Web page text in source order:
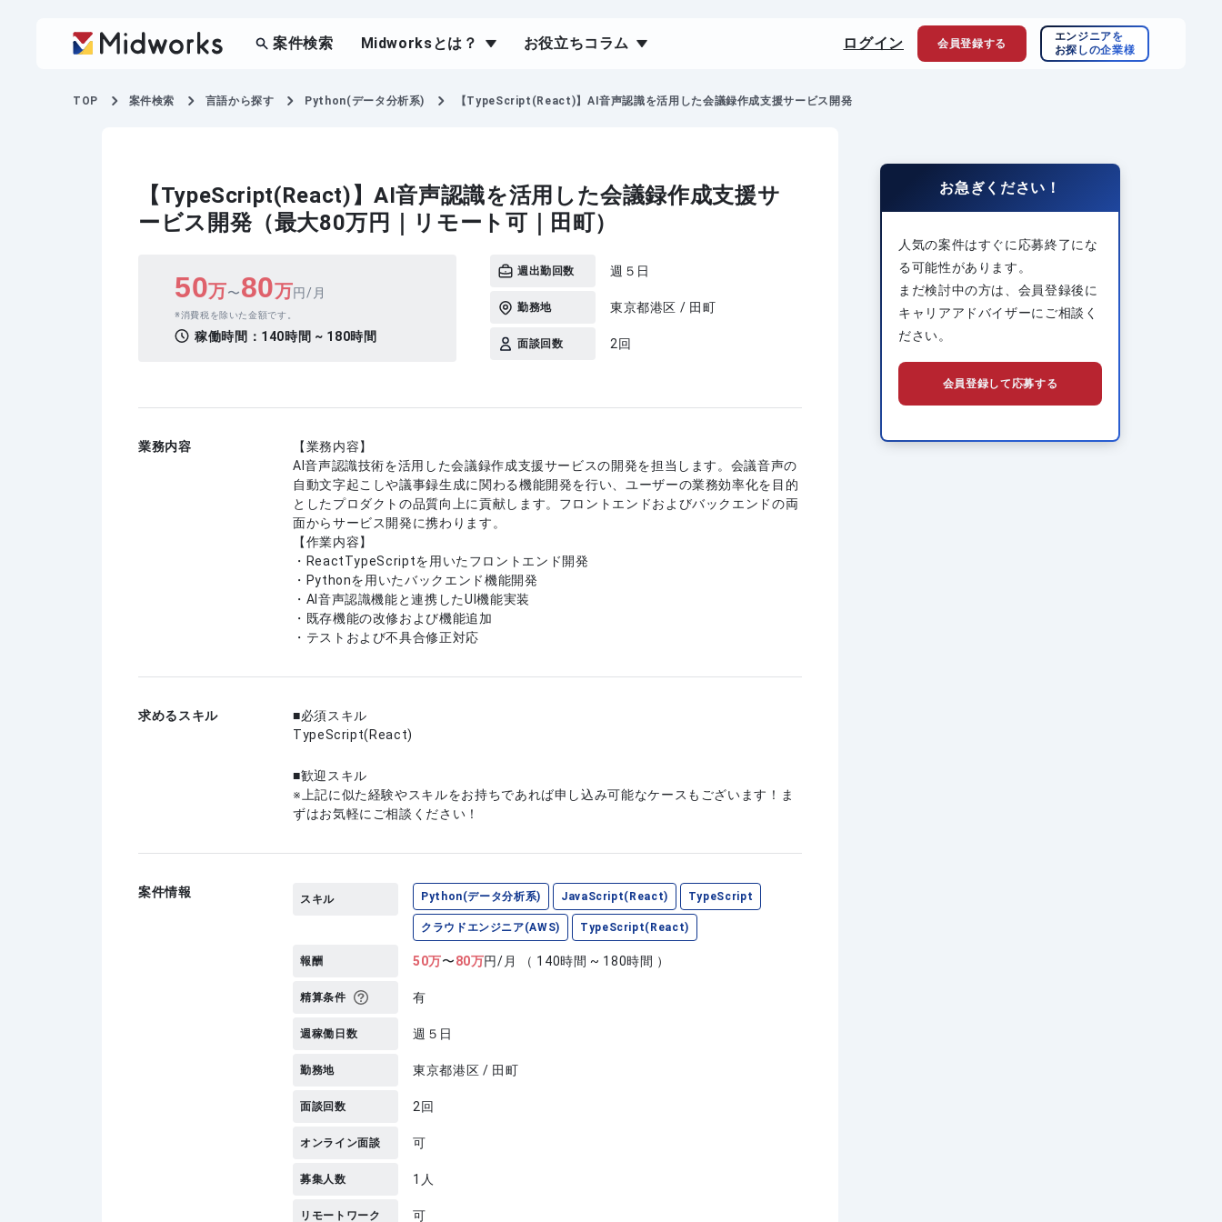
案件検索 Midworksとは？ お役立ちコラム ログイン 会員登録する
エンジニアを
お探しの企業様
TOP 案件検索 言語から探す Python(データ分析系) 【TypeScript(React)】AI音声認識を活用した会議録作成支援サービス開発
【TypeScript(React)】AI音声認識を活用した会議録作成支援サ
ービス開発（最大80万円｜リモート可｜田町）
50万〜80万円/月
消費税を除いた金額です。
稼働時間： 140時間 ~ 180時間
週出勤回数 週５日
勤務地 東京都港区 / 田町
面談回数 2回
業務内容
【業務内容】
AI音声認識技術を活用した会議録作成支援サービスの開発を担当します。会議音声の
自動文字起こしや議事録生成に関わる機能開発を行い、ユーザーの業務効率化を目的
としたプロダクトの品質向上に貢献します。フロントエンドおよびバックエンドの両
面からサービス開発に携わります。
【作業内容】
・ReactTypeScriptを用いたフロントエンド開発
・Pythonを用いたバックエンド機能開発
・AI音声認識機能と連携したUI機能実装
・既存機能の改修および機能追加
・テストおよび不具合修正対応
求めるスキル
必須スキル
TypeScript(React)
歓迎スキル
上記に似た経験やスキルをお持ちであれば申し込み可能なケースもございます！ま
ずはお気軽にご相談ください！
案件情報 スキル Python(データ分析系) JavaScript(React) TypeScript
クラウドエンジニア(AWS) TypeScript(React)
報酬 50万〜80万円/月 （ 140時間 ~ 180時間 ）
精算条件 有
週稼働日数 週５日
勤務地 東京都港区 / 田町
面談回数 2回
オンライン面談 可
募集人数 1人
リモートワーク 可
お急ぎください！
人気の案件はすぐに応募終了にな
る可能性があります。
まだ検討中の方は、会員登録後に
キャリアアドバイザーにご相談く
ださい。
会員登録して応募する